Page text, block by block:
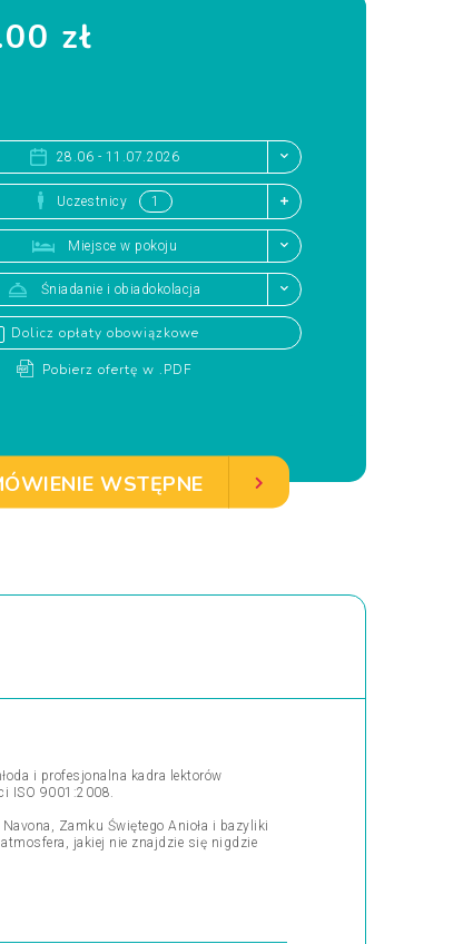
zł
28.06 - 11.07.2026
Uczestnicy
Miejsce w pokoju
Śniadanie i obiadokolacja
Dolicz opłaty obowiązkowe
Pobierz ofertę w .PDF
WSTĘPNE
i profesjonalna kadra lektorów
ISO 9001:2008.
Zamku Świętego Anioła i bazyliki
jakiej nie znajdzie się nigdzie